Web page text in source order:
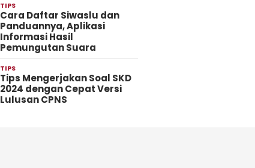
TIPS
Cara Daftar Siwaslu dan
Panduannya, Aplikasi
Informasi Hasil
Pemungutan Suara
TIPS
Tips Mengerjakan Soal SKD
2024 dengan Cepat Versi
Lulusan CPNS